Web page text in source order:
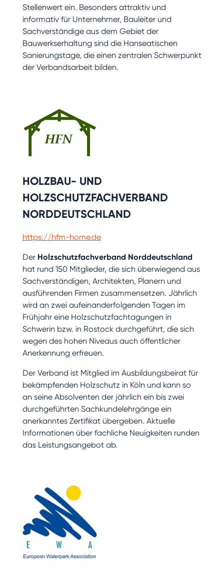
Stellenwert ein. Besonders attraktiv und
informativ für Unternehmer, Bauleiter und
Sachverständige aus dem Gebiet der
Bauwerkserhaltung sind die Hanseatischen
Sanierungstage, die einen zentralen Schwerpunkt
der Verbandsarbeit bilden.
HOLZBAU- UND
HOLZSCHUTZFACHVERBAND
NORDDEUTSCHLAND
https://hfm-home.de
Der Holzschutzfachverband Norddeutschland
hat rund 150 Mitglieder, die sich überwiegend aus
Sachverständigen, Architekten, Planern und
ausführenden Firmen zusammensetzen. Jährlich
wird an zwei aufeinanderfolgenden Tagen im
Frühjahr eine Holzschutzfachtagungen in
Schwerin bzw. in Rostock durchgeführt, die sich
wegen des hohen Niveaus auch öffentlicher
Anerkennung erfreuen.
Der Verband ist Mitglied im Ausbildungsbeirat für
bekämpfenden Holzschutz in Köln und kann so
an seine Absolventen der jährlich ein bis zwei
durchgeführten Sachkundelehrgänge ein
anerkanntes Zertifikat übergeben. Aktuelle
Informationen über fachliche Neuigkeiten runden
das Leistungsangebot ab.